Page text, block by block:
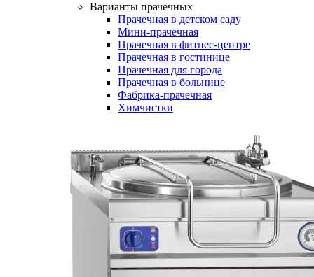
Варианты прачечных
Прачечная в детском саду
Мини-прачечная
Прачечная в фитнес-центре
Прачечная в гостинице
Прачечная для города
Прачечная в больнице
Фабрика-прачечная
Химчистки